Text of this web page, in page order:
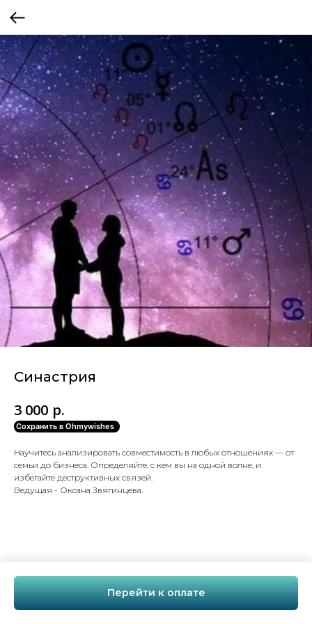
Синастрия
3 000 р.
Сохранить в Ohmywishes
Перейти к оплате
Научитесь анализировать совместимость в любых отношениях — от
семьи до бизнеса. Определяйте, с кем вы на одной волне, и
избегайте деструктивных связей.
Ведущая - Оксана Звягинцева.